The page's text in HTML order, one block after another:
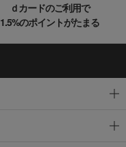
ｄカードのご利用で
1.5%のポイントがたまる